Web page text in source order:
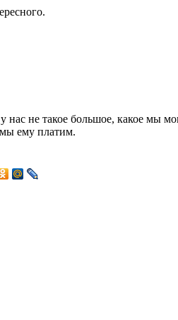
нас не такое большое, какое мы
мы ему платим.